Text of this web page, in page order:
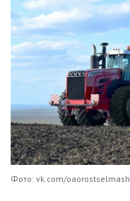
Фото: vk.com/oaorostselmash